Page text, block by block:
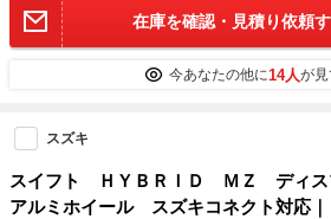
在庫を確認・見積り依頼
今あなたの他に14人が
スズキ
スイフト ＨＹＢＲＩＤ ＭＺ ディス
アルミホイール スズキコネクト対応｜